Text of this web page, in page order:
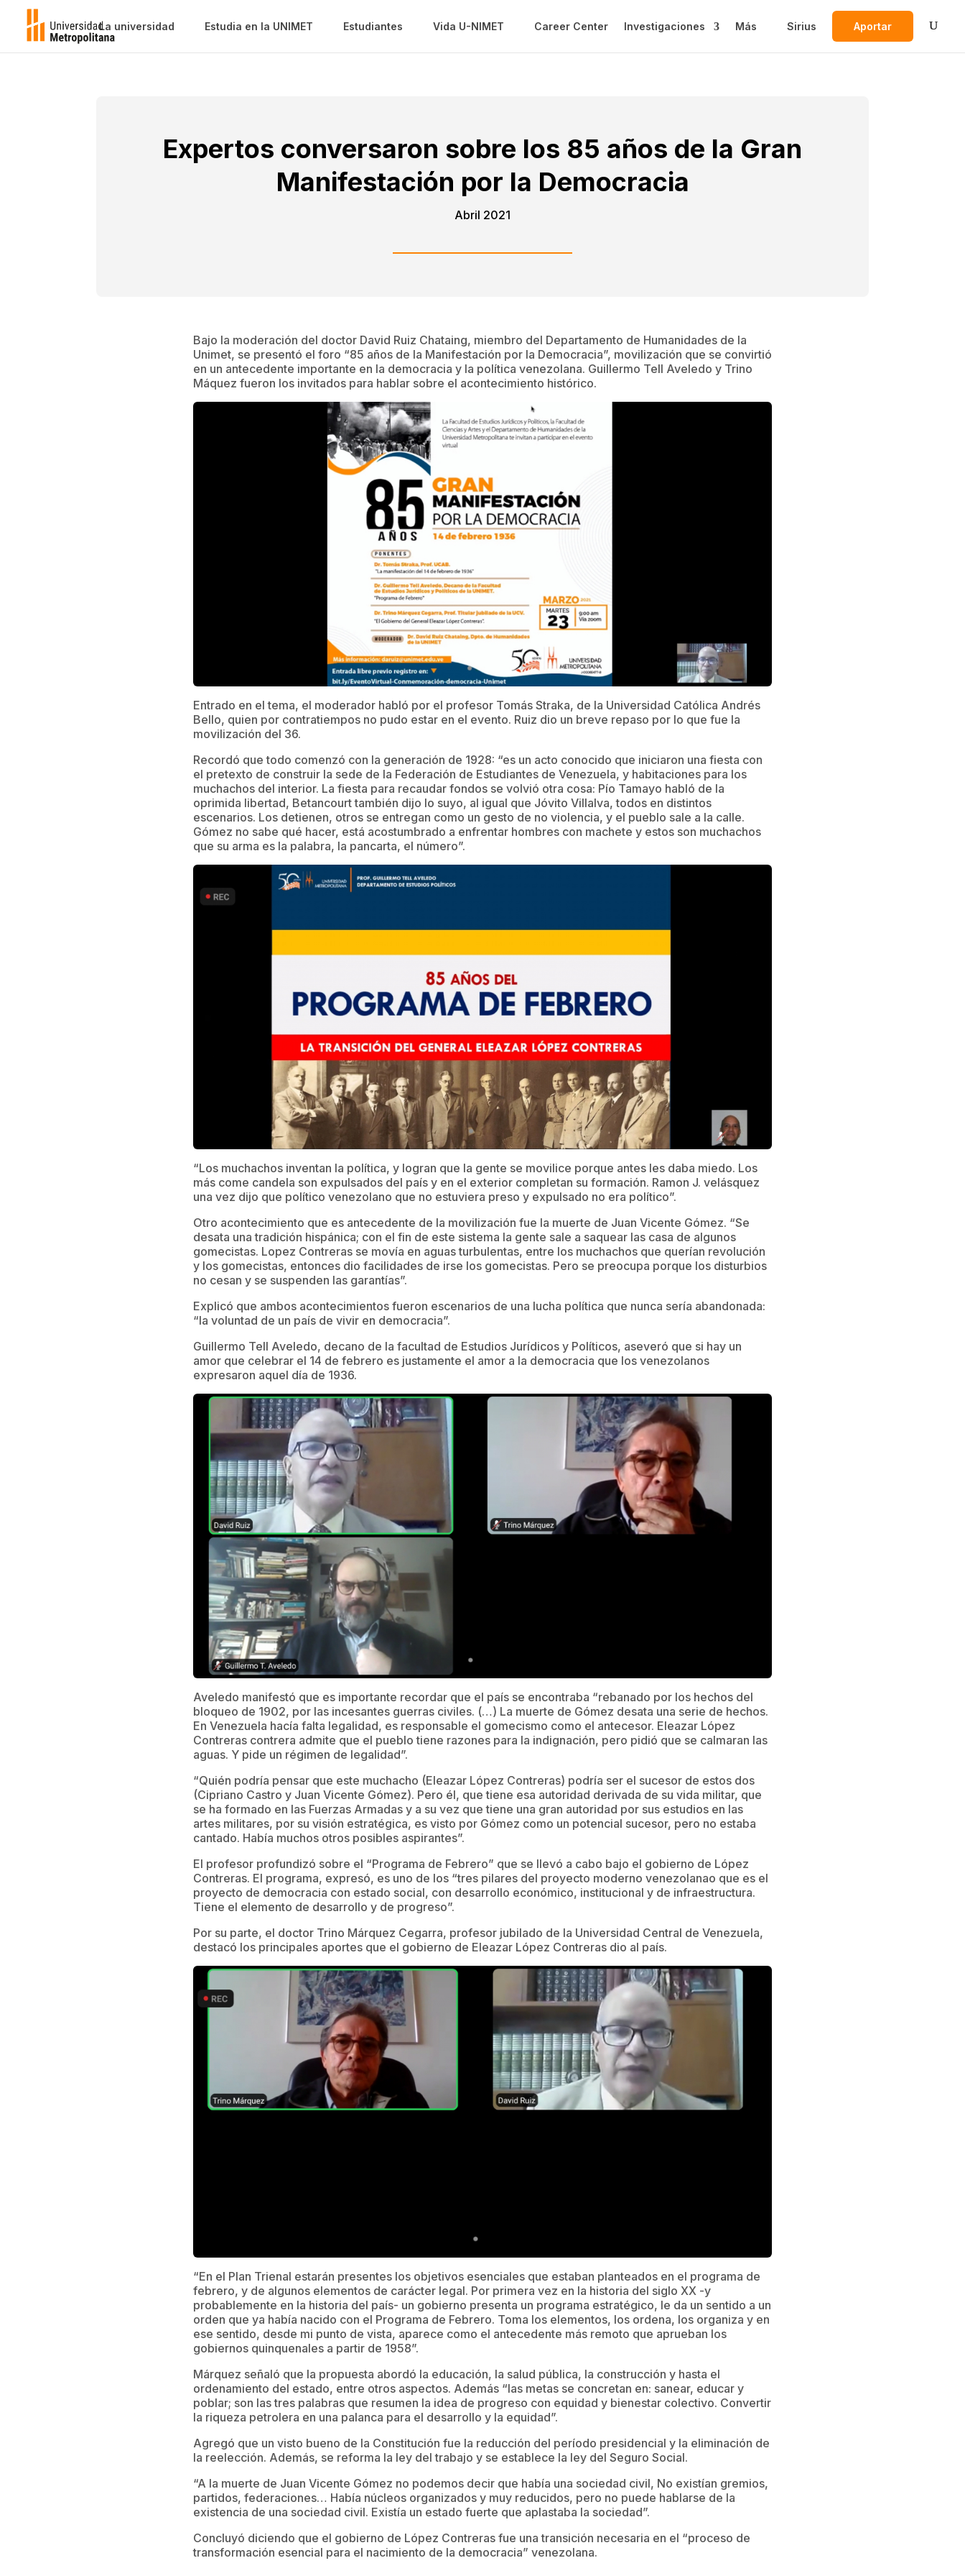
La universidad Estudia en la UNIMET Estudiantes Vida U-NIMET Career Center Investigaciones Más Sirius Aportar
Expertos conversaron sobre los 85 años de la Gran
Manifestación por la Democracia
Abril 2021
Bajo la moderación del doctor David Ruiz Chataing, miembro del Departamento de Humanidades de la
Unimet, se presentó el foro “85 años de la Manifestación por la Democracia”, movilización que se convirtió
en un antecedente importante en la democracia y la política venezolana. Guillermo Tell Aveledo y Trino
Máquez fueron los invitados para hablar sobre el acontecimiento histórico.
Entrado en el tema, el moderador habló por el profesor Tomás Straka, de la Universidad Católica Andrés
Bello, quien por contratiempos no pudo estar en el evento. Ruiz dio un breve repaso por lo que fue la
movilización del 36.
Recordó que todo comenzó con la generación de 1928: “es un acto conocido que iniciaron una fiesta con
el pretexto de construir la sede de la Federación de Estudiantes de Venezuela, y habitaciones para los
muchachos del interior. La fiesta para recaudar fondos se volvió otra cosa: Pío Tamayo habló de la
oprimida libertad, Betancourt también dijo lo suyo, al igual que Jóvito Villalva, todos en distintos
escenarios. Los detienen, otros se entregan como un gesto de no violencia, y el pueblo sale a la calle.
Gómez no sabe qué hacer, está acostumbrado a enfrentar hombres con machete y estos son muchachos
que su arma es la palabra, la pancarta, el número”.
“Los muchachos inventan la política, y logran que la gente se movilice porque antes les daba miedo. Los
más come candela son expulsados del país y en el exterior completan su formación. Ramon J. velásquez
una vez dijo que político venezolano que no estuviera preso y expulsado no era político”.
Otro acontecimiento que es antecedente de la movilización fue la muerte de Juan Vicente Gómez. “Se
desata una tradición hispánica; con el fin de este sistema la gente sale a saquear las casa de algunos
gomecistas. Lopez Contreras se movía en aguas turbulentas, entre los muchachos que querían revolución
y los gomecistas, entonces dio facilidades de irse los gomecistas. Pero se preocupa porque los disturbios
no cesan y se suspenden las garantías”.
Explicó que ambos acontecimientos fueron escenarios de una lucha política que nunca sería abandonada:
“la voluntad de un país de vivir en democracia”.
Guillermo Tell Aveledo, decano de la facultad de Estudios Jurídicos y Políticos, aseveró que si hay un
amor que celebrar el 14 de febrero es justamente el amor a la democracia que los venezolanos
expresaron aquel día de 1936.
Aveledo manifestó que es importante recordar que el país se encontraba “rebanado por los hechos del
bloqueo de 1902, por las incesantes guerras civiles. (…) La muerte de Gómez desata una serie de hechos.
En Venezuela hacía falta legalidad, es responsable el gomecismo como el antecesor. Eleazar López
Contreras contrera admite que el pueblo tiene razones para la indignación, pero pidió que se calmaran las
aguas. Y pide un régimen de legalidad”.
“Quién podría pensar que este muchacho (Eleazar López Contreras) podría ser el sucesor de estos dos
(Cipriano Castro y Juan Vicente Gómez). Pero él, que tiene esa autoridad derivada de su vida militar, que
se ha formado en las Fuerzas Armadas y a su vez que tiene una gran autoridad por sus estudios en las
artes militares, por su visión estratégica, es visto por Gómez como un potencial sucesor, pero no estaba
cantado. Había muchos otros posibles aspirantes”.
El profesor profundizó sobre el “Programa de Febrero” que se llevó a cabo bajo el gobierno de López
Contreras. El programa, expresó, es uno de los “tres pilares del proyecto moderno venezolanao que es el
proyecto de democracia con estado social, con desarrollo económico, institucional y de infraestructura.
Tiene el elemento de desarrollo y de progreso”.
Por su parte, el doctor Trino Márquez Cegarra, profesor jubilado de la Universidad Central de Venezuela,
destacó los principales aportes que el gobierno de Eleazar López Contreras dio al país.
“En el Plan Trienal estarán presentes los objetivos esenciales que estaban planteados en el programa de
febrero, y de algunos elementos de carácter legal. Por primera vez en la historia del siglo XX -y
probablemente en la historia del país- un gobierno presenta un programa estratégico, le da un sentido a un
orden que ya había nacido con el Programa de Febrero. Toma los elementos, los ordena, los organiza y en
ese sentido, desde mi punto de vista, aparece como el antecedente más remoto que aprueban los
gobiernos quinquenales a partir de 1958”.
Márquez señaló que la propuesta abordó la educación, la salud pública, la construcción y hasta el
ordenamiento del estado, entre otros aspectos. Además “las metas se concretan en: sanear, educar y
poblar; son las tres palabras que resumen la idea de progreso con equidad y bienestar colectivo. Convertir
la riqueza petrolera en una palanca para el desarrollo y la equidad”.
Agregó que un visto bueno de la Constitución fue la reducción del período presidencial y la eliminación de
la reelección. Además, se reforma la ley del trabajo y se establece la ley del Seguro Social.
“A la muerte de Juan Vicente Gómez no podemos decir que había una sociedad civil, No existían gremios,
partidos, federaciones… Había núcleos organizados y muy reducidos, pero no puede hablarse de la
existencia de una sociedad civil. Existía un estado fuerte que aplastaba la sociedad”.
Concluyó diciendo que el gobierno de López Contreras fue una transición necesaria en el “proceso de
transformación esencial para el nacimiento de la democracia” venezolana.